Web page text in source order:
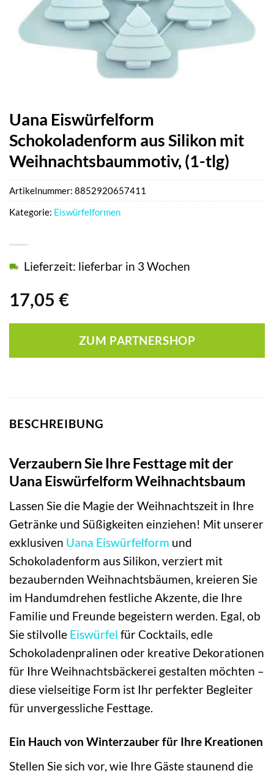
Uana Eiswürfelform
Schokoladenform aus Silikon mit
Weihnachtsbaummotiv, (1-tlg)
17,05 €
Lieferzeit: lieferbar in 3 Wochen
ZUM PARTNERSHOP
Artikelnummer: 8852920657411
Kategorie: Eiswürfelformen
BESCHREIBUNG
Verzaubern Sie Ihre Festtage mit der
Uana Eiswürfelform Weihnachtsbaum
Lassen Sie die Magie der Weihnachtszeit in Ihre
Getränke und Süßigkeiten einziehen! Mit unserer
exklusiven Uana Eiswürfelform und
Schokoladenform aus Silikon, verziert mit
bezaubernden Weihnachtsbäumen, kreieren Sie
im Handumdrehen festliche Akzente, die Ihre
Familie und Freunde begeistern werden. Egal, ob
Sie stilvolle Eiswürfel für Cocktails, edle
Schokoladenpralinen oder kreative Dekorationen
für Ihre Weihnachtsbäckerei gestalten möchten –
diese vielseitige Form ist Ihr perfekter Begleiter
für unvergessliche Festtage.
Ein Hauch von Winterzauber für Ihre Kreationen
Stellen Sie sich vor, wie Ihre Gäste staunend die